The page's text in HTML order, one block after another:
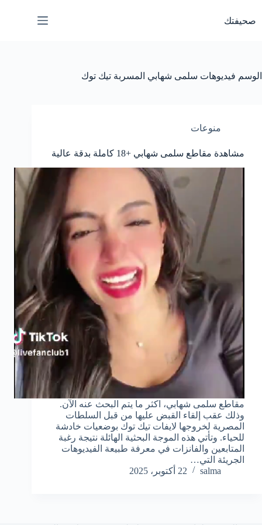
المحتوى
صحيفتك
الوسم فيديوهات سلمى شهابي المسربة تيك توك
منوعات
مشاهدة مقاطع سلمى شهابي +18 كاملة بدقة عالية
مقاطع سلمى شهابي، اكثر ما يتم البحث عنه الآن.
وذلك عقب إلقاء القبض عليها من قبل السلطات
المصرية لخروجها لايفات تيك توك بوضعيات خادشة
للحياء. وتأتي هذه الموجة البحثية الهائلة نتيجة رغبة
المتابعين والفانزات في معرفة طبيعة الفيديوهات
الجريئة التي…
salma
22 أكتوبر، 2025